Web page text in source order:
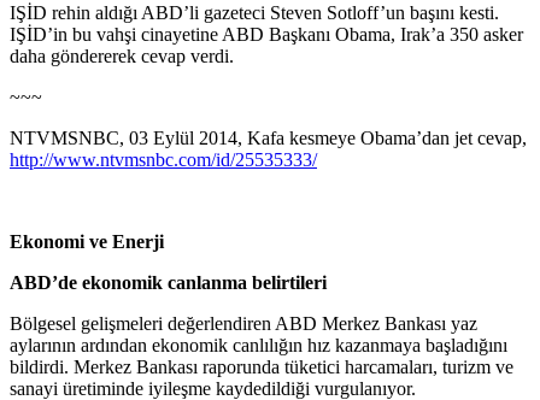
IŞİD rehin aldığı ABD’li gazeteci Steven Sotloff’un başını kesti.
IŞİD’in bu vahşi cinayetine ABD Başkanı Obama, Irak’a 350 asker
daha göndererek cevap verdi.
~~~
NTVMSNBC, 03 Eylül 2014, Kafa kesmeye Obama’dan jet cevap,
http://www.ntvmsnbc.com/id/25535333/
Ekonomi ve Enerji
ABD’de ekonomik canlanma belirtileri
Bölgesel gelişmeleri değerlendiren ABD Merkez Bankası yaz
aylarının ardından ekonomik canlılığın hız kazanmaya başladığını
bildirdi. Merkez Bankası raporunda tüketici harcamaları, turizm ve
sanayi üretiminde iyileşme kaydedildiği vurgulanıyor.